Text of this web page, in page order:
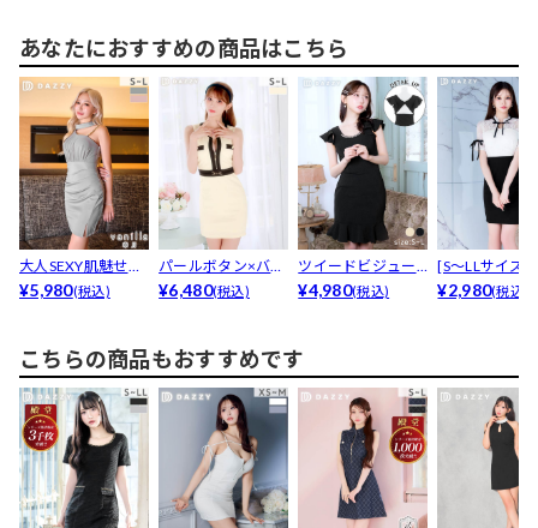
あなたにおすすめの商品はこちら
大人SEXY肌魅せワ
ンショルチェーン
¥5,980(税込)
パールボタン×バイ
カラーがクラシカ
¥6,480(税込)
ツイードビジュー
バックオープンフ
¥4,980(税込)
[S～LLサイズ]
ン付きトップ
¥2,980(税込)
こちらの商品もおすすめです